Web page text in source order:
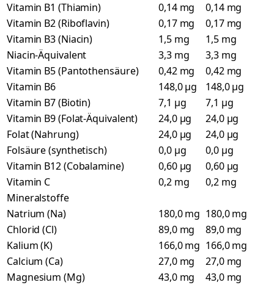
Vitamin B1 (Thiamin)
0,14 mg
0,14 mg
Vitamin B2 (Riboflavin)
0,17 mg
0,17 mg
Vitamin B3 (Niacin)
1,5 mg
1,5 mg
Niacin-Äquivalent
3,3 mg
3,3 mg
Vitamin B5 (Pantothensäure)
0,42 mg
0,42 mg
Vitamin B6
148,0 µg
148,0 µg
Vitamin B7 (Biotin)
7,1 µg
7,1 µg
Vitamin B9 (Folat-Äquivalent)
24,0 µg
24,0 µg
Folat (Nahrung)
24,0 µg
24,0 µg
Folsäure (synthetisch)
0,0 µg
0,0 µg
Vitamin B12 (Cobalamine)
0,60 µg
0,60 µg
Vitamin C
0,2 mg
0,2 mg
Mineralstoffe
Natrium (Na)
180,0 mg 180,0 mg
Chlorid (Cl)
89,0 mg
89,0 mg
Kalium (K)
166,0 mg 166,0 mg
Calcium (Ca)
27,0 mg
27,0 mg
Magnesium (Mg)
43,0 mg
43,0 mg